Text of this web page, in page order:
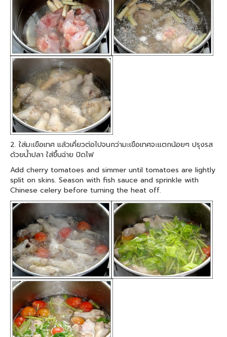
2. ใส่มะเขือเทศ แล้วเคี่ยวต่อไปจนกว่ามะเขือเทศจะแตกน้อยๆ ปรุงรส
ด้วยน้ำปลา ใส่ขึ้นฉ่าย ปิดไฟ
Add cherry tomatoes and simmer until tomatoes are lightly
split on skins. Season with fish sauce and sprinkle with
Chinese celery before turning the heat off.